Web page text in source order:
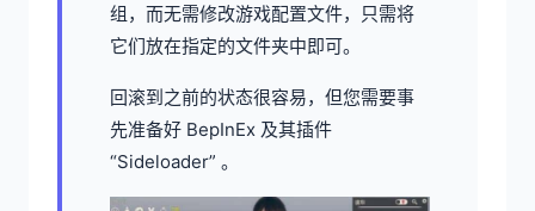
组，而无需修改游戏配置文件，只需将
它们放在指定的文件夹中即可。
回滚到之前的状态很容易，但您需要事
先准备好 BepInEx 及其插件
“Sideloader” 。